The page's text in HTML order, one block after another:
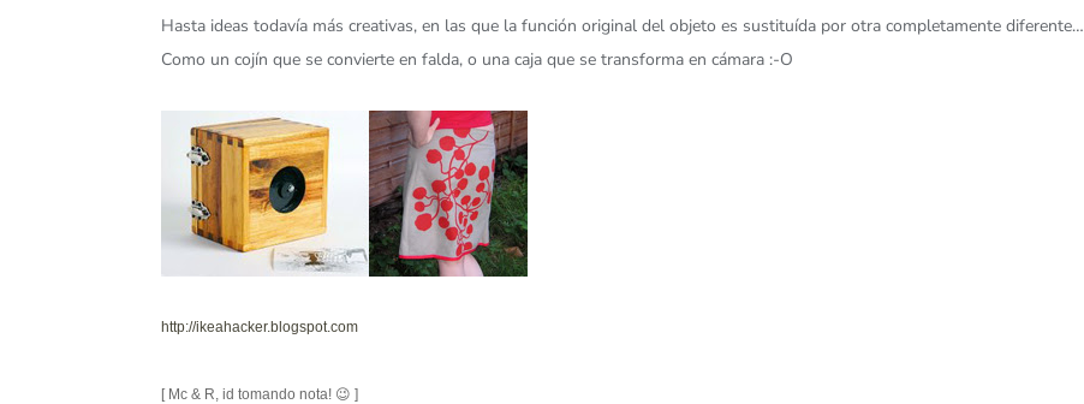
Hasta ideas todavía más creativas, en las que la función original del objeto es sustituída por otra completamente diferente…
Como un cojín que se convierte en falda, o una caja que se transforma en cámara :-O
http://ikeahacker.blogspot.com
[ Mc & R, id tomando nota! 😉 ]